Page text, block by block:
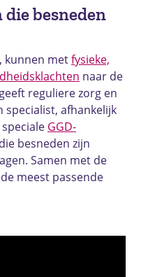
besneden
kunnen metfysieke,
naar de
reguliere zorg en
specialist, afhankelijk
GGD-
besneden zijn
Samen met de
meest passende